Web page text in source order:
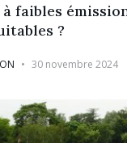
à faibles
?
30 novembre 2024